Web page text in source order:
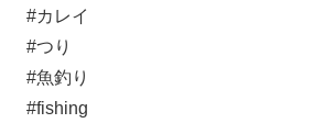
#カレイ
#つり​
#魚釣り​
#fishing​